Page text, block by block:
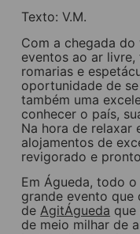
Texto: V.M.
Com a chegada
eventos ao ar
romarias e
oportunidade de
também uma
conhecer o país,
Na hora de relaxar
alojamentos de
revigorado e
Em Águeda, todo
grande evento que
deAgitÁgueda que
de meio milhar de